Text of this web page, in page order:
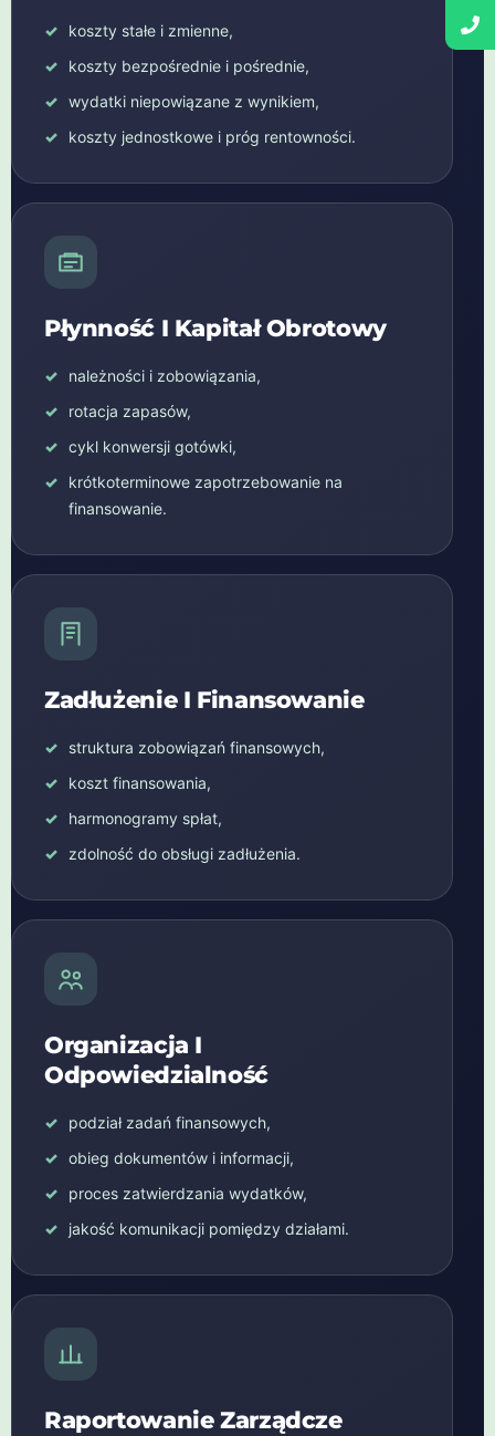
koszty stałe i zmienne,
koszty bezpośrednie i pośrednie,
wydatki niepowiązane z wynikiem,
koszty jednostkowe i próg rentowności.
Płynność I Kapitał Obrotowy
należności i zobowiązania,
rotacja zapasów,
cykl konwersji gotówki,
krótkoterminowe zapotrzebowanie na
finansowanie.
Zadłużenie I Finansowanie
struktura zobowiązań finansowych,
koszt finansowania,
harmonogramy spłat,
zdolność do obsługi zadłużenia.
Organizacja I
Odpowiedzialność
podział zadań finansowych,
obieg dokumentów i informacji,
proces zatwierdzania wydatków,
jakość komunikacji pomiędzy działami.
Raportowanie Zarządcze